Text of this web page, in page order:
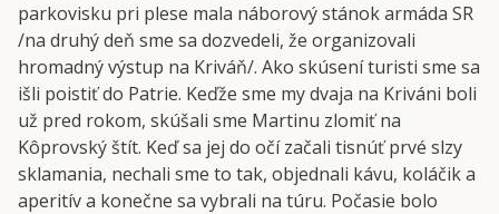
parkovisku pri plese mala náborový stánok armáda SR
/na druhý deň sme sa dozvedeli, že organizovali
hromadný výstup na Kriváň/. Ako skúsení turisti sme sa
išli poistiť do Patrie. Keďže sme my dvaja na Kriváni boli
už pred rokom, skúšali sme Martinu zlomiť na
Kôprovský štít. Keď sa jej do očí začali tisnúť prvé slzy
sklamania, nechali sme to tak, objednali kávu, koláčik a
aperitív a konečne sa vybrali na túru. Počasie bolo